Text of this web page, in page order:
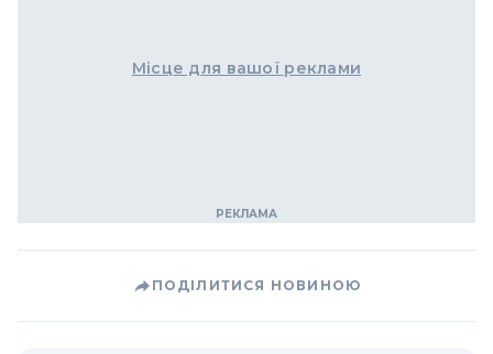
Місце для вашої реклами
ПОДІЛИТИСЯ НОВИНОЮ